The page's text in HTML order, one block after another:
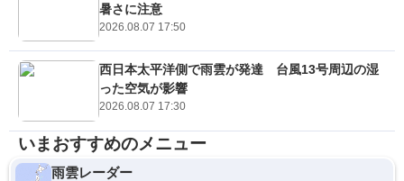
暑さに注意
2026.08.07 17:50
西日本太平洋側で雨雲が発達 台風13号周辺の湿
った空気が影響
2026.08.07 17:30
いまおすすめのメニュー
雨雲レーダー